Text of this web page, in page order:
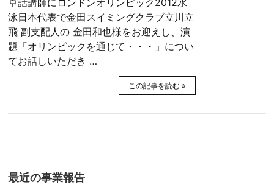
卓話講師にロンドンオリンピック2012水
泳日本代表で金田スイミングクラブ立川立
飛 副支配人の 金田和也様をお迎えし、演
題「オリンピックを通じて・・・」につい
てお話しいただき …
この記事を読む
最近の事業報告